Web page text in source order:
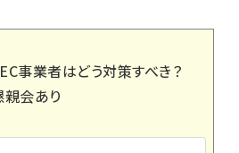
事業者はどう対策すべき？
親会あり